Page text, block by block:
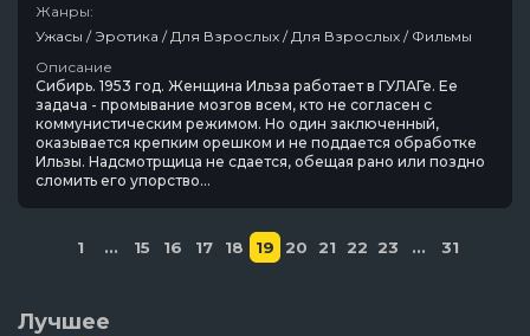
Жанры:
Ужасы / Эротика / Для Взрослых / Для Взрослых / Фильмы
Описание
Сибирь. 1953 год. Женщина Ильза работает в ГУЛАГе. Ее
задача - промывание мозгов всем, кто не согласен с
коммунистическим режимом. Но один заключенный,
оказывается крепким орешком и не поддается обработке
Ильзы. Надсмотрщица не сдается, обещая рано или поздно
сломить его упорство...
1 ... 15 16 17 18 19 20 21 22 23 ... 31
Лучшее